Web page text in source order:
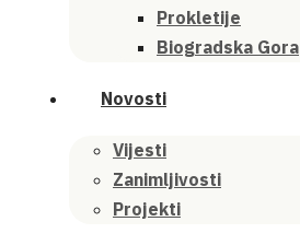
Prokletije
Biogradska Gora
Novosti
Vijesti
Zanimljivosti
Projekti